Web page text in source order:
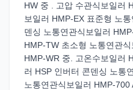
HW 중 . 고압 수관식보일러
보일러 HMP-EX 표준형 노
덴싱 노통연관식보일러
HMP-TW 초소형 노통연관
HMP-WR 중. 고온수보일러
러 HSP 인버터 콘덴싱 노통
노통연관식보일러 HMP-